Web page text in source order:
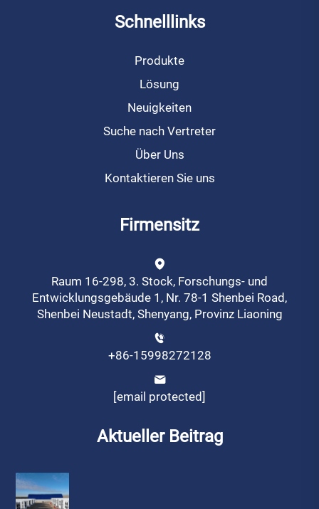
Schnelllinks
Produkte
Lösung
Neuigkeiten
Suche nach Vertreter
Über Uns
Kontaktieren Sie uns
Firmensitz
Raum 16-298, 3. Stock, Forschungs- und
Entwicklungsgebäude 1, Nr. 78-1 Shenbei Road,
Shenbei Neustadt, Shenyang, Provinz Liaoning
+86-15998272128
[email protected]
Aktueller Beitrag